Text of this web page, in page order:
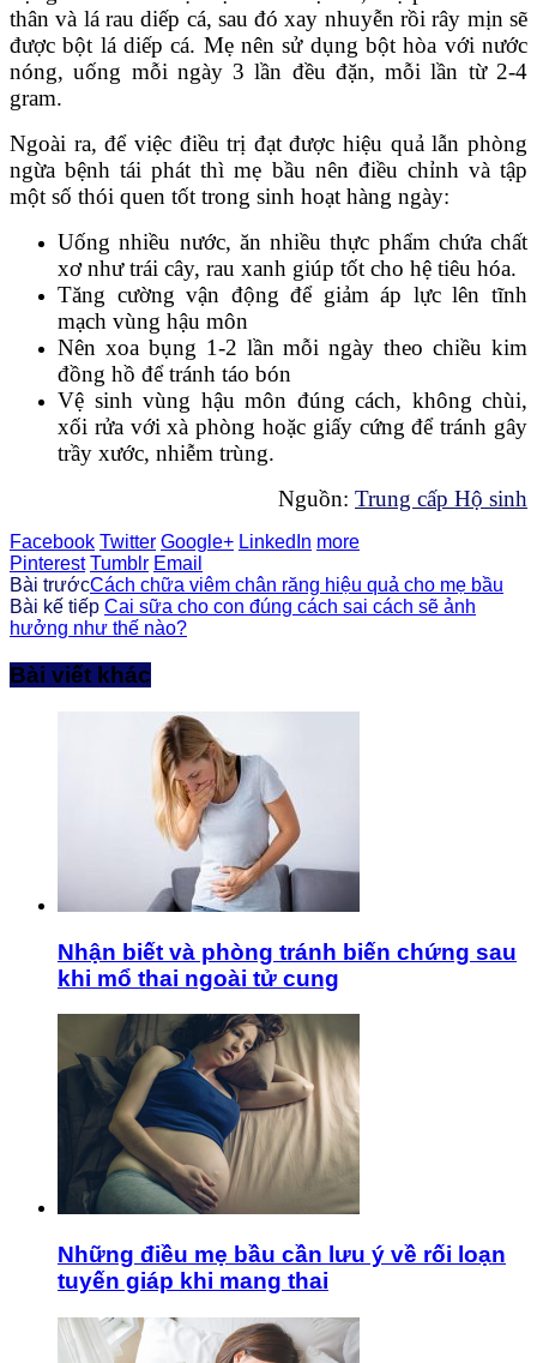
thân và lá rau diếp cá, sau đó xay nhuyễn rồi rây mịn sẽ
được bột lá diếp cá. Mẹ nên sử dụng bột hòa với nước
nóng, uống mỗi ngày 3 lần đều đặn, mỗi lần từ 2-4
gram.
Ngoài ra, để việc điều trị đạt được hiệu quả lẫn phòng
ngừa bệnh tái phát thì mẹ bầu nên điều chỉnh và tập
một số thói quen tốt trong sinh hoạt hàng ngày:
Uống nhiều nước, ăn nhiều thực phẩm chứa chất
xơ như trái cây, rau xanh giúp tốt cho hệ tiêu hóa.
Tăng cường vận động để giảm áp lực lên tĩnh
mạch vùng hậu môn
Nên xoa bụng 1-2 lần mỗi ngày theo chiều kim
đồng hồ để tránh táo bón
Vệ sinh vùng hậu môn đúng cách, không chùi,
xối rửa với xà phòng hoặc giấy cứng để tránh gây
trầy xước, nhiễm trùng.
Nguồn: Trung cấp Hộ sinh
Facebook Twitter Google+ LinkedIn more
Pinterest Tumblr Email
Bài trướcCách chữa viêm chân răng hiệu quả cho mẹ bầu
Bài kế tiếp Cai sữa cho con đúng cách sai cách sẽ ảnh
hưởng như thế nào?
Bài viết khác
Nhận biết và phòng tránh biến chứng sau
khi mổ thai ngoài tử cung
Những điều mẹ bầu cần lưu ý về rối loạn
tuyến giáp khi mang thai